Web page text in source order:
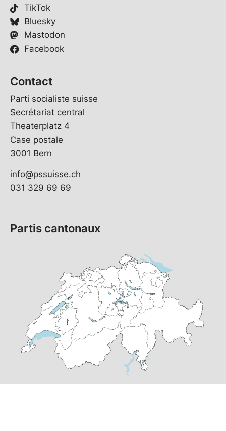
TikTok
Bluesky
Mastodon
Facebook
Contact
Parti socialiste suisse
Secrétariat central
Theaterplatz 4
Case postale
3001 Bern
info@pssuisse.ch
031 329 69 69
Partis cantonaux